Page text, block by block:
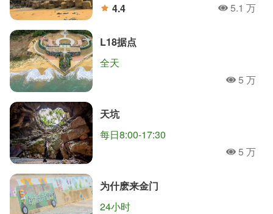
4.4
人氣5.1 万
L18据点
全天
人氣5 万
天坑
每日8:00-17:30
人氣5 万
为什麽来金门
24小时